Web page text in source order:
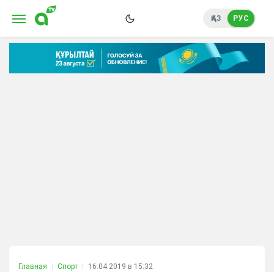
ҚАЗ РУС
Главная Спорт 16.04.2019 в 15:32